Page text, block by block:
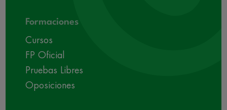
Formaciones
Cursos
FP Oficial
Pruebas Libres
Oposiciones